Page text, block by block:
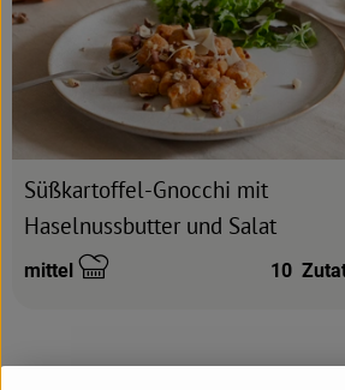
Süßkartoffel-Gnocchi mit
Haselnussbutter und Salat
Schwierigkeit:
mittel 10